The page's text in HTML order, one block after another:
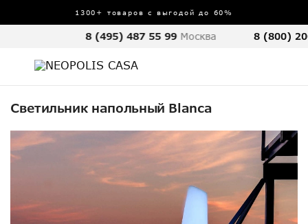
1300+ товаров с выгодой до 60%
8 (495) 487 55 99 Москва 8 (800)
Светильник напольный Blanca